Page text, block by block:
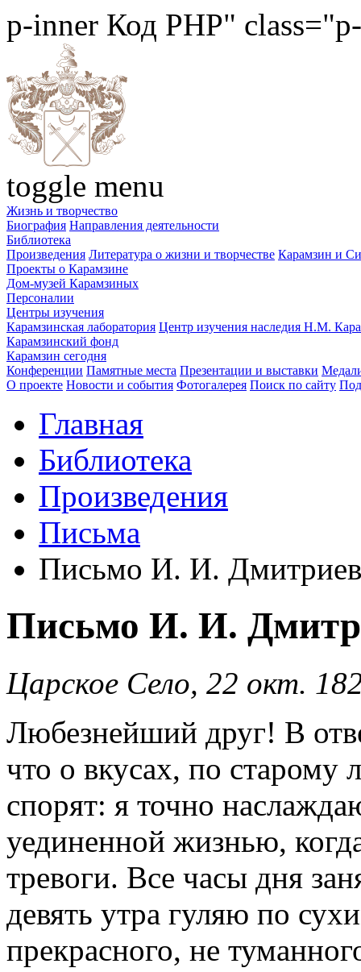
p-inner Код PHP"
toggle menu
Жизнь и творчество
Биография Направления деятельности
Библиотека
Произведения Литература о жизни и творчестве Карамзин и
Проекты о Карамзине
Дом-музей Карамзиных
Персоналии
Центры изучения
Карамзинская лаборатория Центр изучения наследия Н.М.
Карамзинский фонд
Карамзин сегодня
Конференции Памятные места Презентации и выставки
О проекте Новости и события Фотогалерея Поиск по сайту
Главная
Библиотека
Произведения
Письма
Письмо И. И.
Письмо И. И.
Царское Село, 22 окт.
Любезнейший друг! В
что о вкусах, по старому
спорят: я точно
уединенной жизнью,
тревоги. Все часы дня
девять утра гуляю по
прекрасного, не